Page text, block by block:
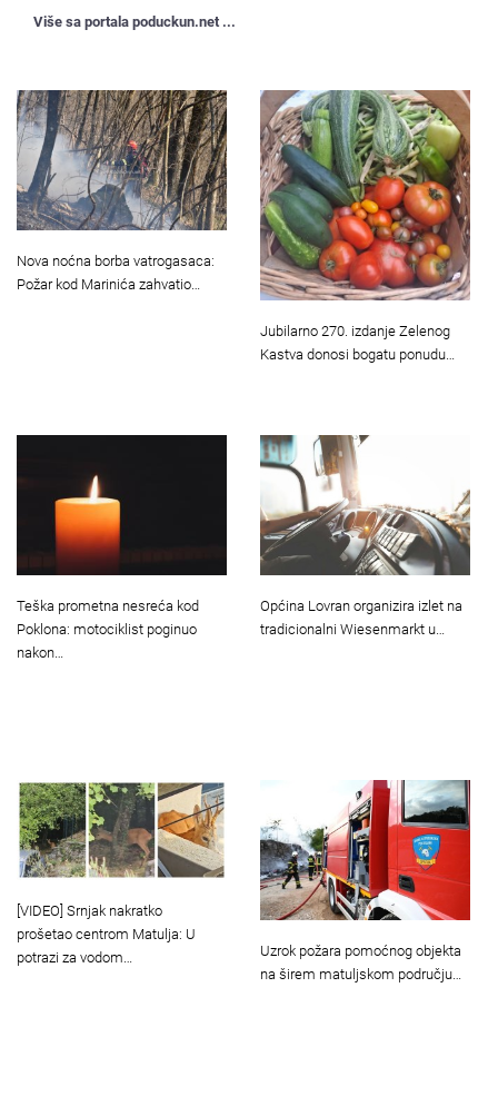
Više sa portala poduckun.net ...
Nova noćna borba vatrogasaca:
Požar kod Marinića zahvatio…
Jubilarno 270. izdanje Zelenog
Kastva donosi bogatu ponudu…
Teška prometna nesreća kod
Poklona: motociklist poginuo
nakon…
Općina Lovran organizira izlet na
tradicionalni Wiesenmarkt u…
[VIDEO] Srnjak nakratko
prošetao centrom Matulja: U
potrazi za vodom…
Uzrok požara pomoćnog objekta
na širem matuljskom području…